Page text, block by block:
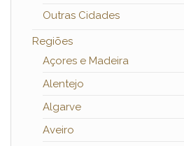
Outras Cidades
Regiões
Açores e Madeira
Alentejo
Algarve
Aveiro